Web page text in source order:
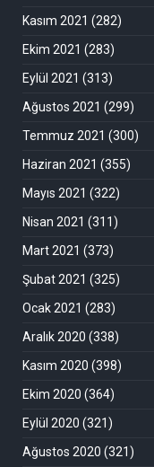
Kasım 2021 (282)
Ekim 2021 (283)
Eylül 2021 (313)
Ağustos 2021 (299)
Temmuz 2021 (300)
Haziran 2021 (355)
Mayıs 2021 (322)
Nisan 2021 (311)
Mart 2021 (373)
Şubat 2021 (325)
Ocak 2021 (283)
Aralık 2020 (338)
Kasım 2020 (398)
Ekim 2020 (364)
Eylül 2020 (321)
Ağustos 2020 (321)